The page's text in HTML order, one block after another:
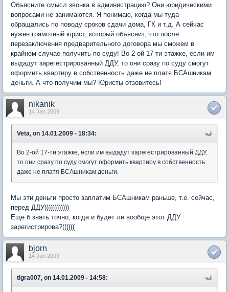
Объясните смысл звонка в администрацию? Они юридическими
вопросами не занимаются. Я понимаю, когда мы туда
обращались по поводу сроков сдачи дома, ГК и т.д. А сейчас
нужен грамотный юрист, который объяснит, что после
перезаключения предварительного договора мы сможем в
крайнем случае получить по суду! Во 2-ой 17-ти этажке, если им
выдадут зарегестрированный ДДУ, то они сразу по суду смогут
оформить квартиру в собственность даже не платя БСАшникам
деньги. А что получим мы? Юристы отзовитесь!
nikanik
14 Jan 2009
Veta, on 14.01.2009 - 18:34:
Во 2-ой 17-ти этажке, если им выдадут зарегестрированный ДДУ,
то они сразу по суду смогут оформить квартиру в собственность
даже не платя БСАшникам деньги.
Мы эти деньги просто заплатим БСАшникам раньше, т.е. сейчас,
перед ДДУ))))))))))))
Еще б знать точно, когда и будет ли вообще этот ДДУ
зарегистрирова?((((((
bjorn
14 Jan 2009
tigra007, on 14.01.2009 - 14:58: